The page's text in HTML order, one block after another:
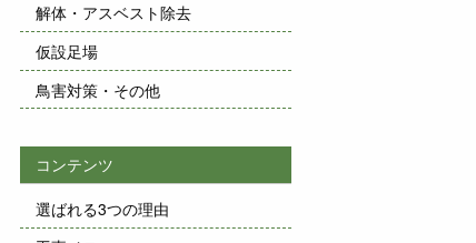
解体・アスベスト除去
仮設足場
鳥害対策・その他
コンテンツ
選ばれる3つの理由